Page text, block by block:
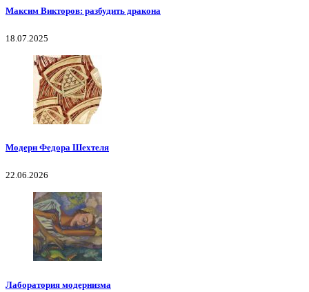
Максим Викторов: разбудить дракона
18.07.2025
Модерн Федора Шехтеля
22.06.2026
Лаборатория модернизма